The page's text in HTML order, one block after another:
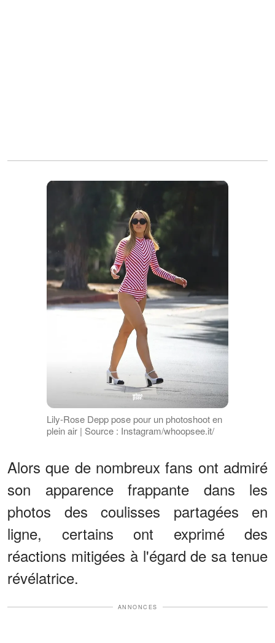
Lily-Rose Depp pose pour un photoshoot en
plein air | Source : Instagram/whoopsee.it/
Alors que de nombreux fans ont admiré
son apparence frappante dans les
photos des coulisses partagées en
ligne, certains ont exprimé des
réactions mitigées à l'égard de sa tenue
révélatrice.
ANNONCES